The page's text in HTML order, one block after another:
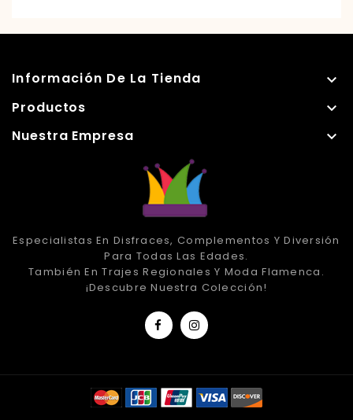
Información De La Tienda 
Productos 
Nuestra Empresa 
Especialistas En Disfraces, Complementos Y Diversión
Para Todas Las Edades.
También En Trajes Regionales Y Moda Flamenca.
¡Descubre Nuestra Colección!